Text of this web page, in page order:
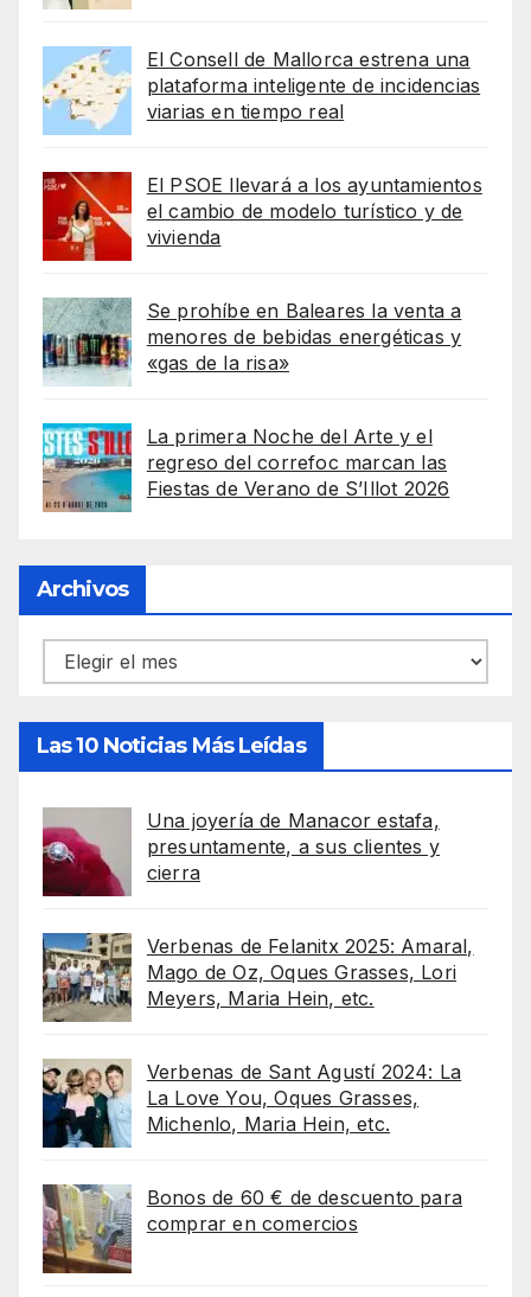
El Consell de Mallorca estrena una
plataforma inteligente de incidencias
viarias en tiempo real
El PSOE llevará a los ayuntamientos
el cambio de modelo turístico y de
vivienda
Se prohíbe en Baleares la venta a
menores de bebidas energéticas y
«gas de la risa»
La primera Noche del Arte y el
regreso del correfoc marcan las
Fiestas de Verano de S’Illot 2026
Archivos
Archivos
Las 10 Noticias Más Leídas
Una joyería de Manacor estafa,
presuntamente, a sus clientes y
cierra
Verbenas de Felanitx 2025: Amaral,
Mago de Oz, Oques Grasses, Lori
Meyers, Maria Hein, etc.
Verbenas de Sant Agustí 2024: La
La Love You, Oques Grasses,
Michenlo, Maria Hein, etc.
Bonos de 60 € de descuento para
comprar en comercios